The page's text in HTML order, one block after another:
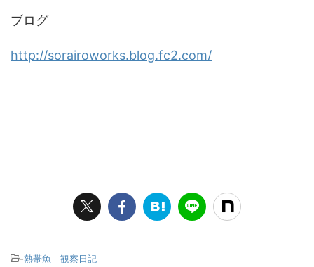
ブログ
http://sorairoworks.blog.fc2.com/
-熱帯魚 観察日記